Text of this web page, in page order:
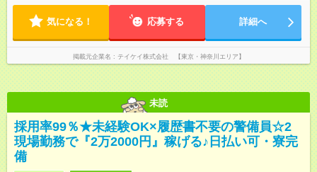
気になる！ 応募する 詳細へ
掲載元企業名 テイケイ株式会社 【東京・神奈川エリア】
未読
採用率99％★未経験OK×履歴書不要の警備員☆2
現場勤務で『2万2000円』稼げる♪日払い可・寮完
備